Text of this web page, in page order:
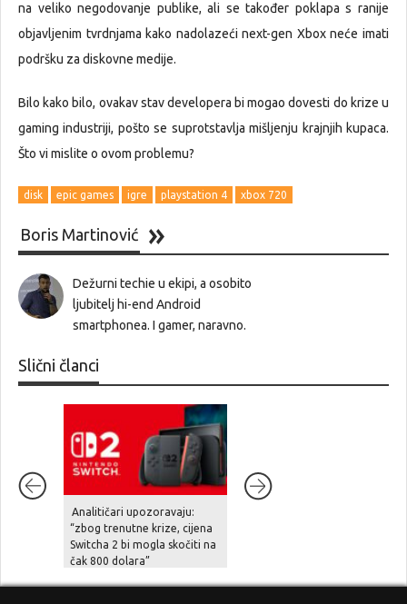
na veliko negodovanje publike, ali se također poklapa s ranije
objavljenim tvrdnjama kako nadolazeći next-gen Xbox neće imati
podršku za diskovne medije.
Bilo kako bilo, ovakav stav developera bi mogao dovesti do krize u
gaming industriji, pošto se suprotstavlja mišljenju krajnjih kupaca.
Što vi mislite o ovom problemu?
disk epic games igre playstation 4 xbox 720
Boris Martinović
Dežurni techie u ekipi, a osobito
ljubitelj hi-end Android
smartphonea. I gamer, naravno.
Slični članci
Analitičari upozoravaju:
“zbog trenutne krize, cijena
Switcha 2 bi mogla skočiti na
čak 800 dolara”